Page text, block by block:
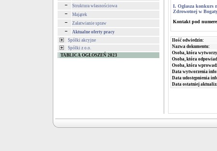
Struktura własnościowa
Majątek
Załatwianie spraw
Aktualne oferty pracy
Spółki akcyjne
Spółki z o.o.
TABLICA OGŁOSZEŃ 2023
I. Ogłasza konkurs
Zdrowotnej w
Kontakt pod
Ilość odwiedzin:
Nazwa dokumentu:
Osoba, która
Osoba, która
Osoba, która
Data wytworzenia
Data udostępnienia
Data ostatniej